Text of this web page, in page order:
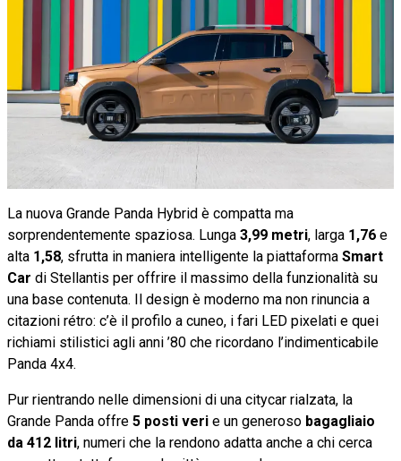
La nuova Grande Panda Hybrid è compatta ma
sorprendentemente spaziosa. Lunga 3,99 metri, larga 1,76 e
alta 1,58, sfrutta in maniera intelligente la piattaforma Smart
Car di Stellantis per offrire il massimo della funzionalità su
una base contenuta. Il design è moderno ma non rinuncia a
citazioni rétro: c’è il profilo a cuneo, i fari LED pixelati e quei
richiami stilistici agli anni ’80 che ricordano l’indimenticabile
Panda 4x4.
Pur rientrando nelle dimensioni di una citycar rialzata, la
Grande Panda offre 5 posti veri e un generoso bagagliaio
da 412 litri, numeri che la rendono adatta anche a chi cerca